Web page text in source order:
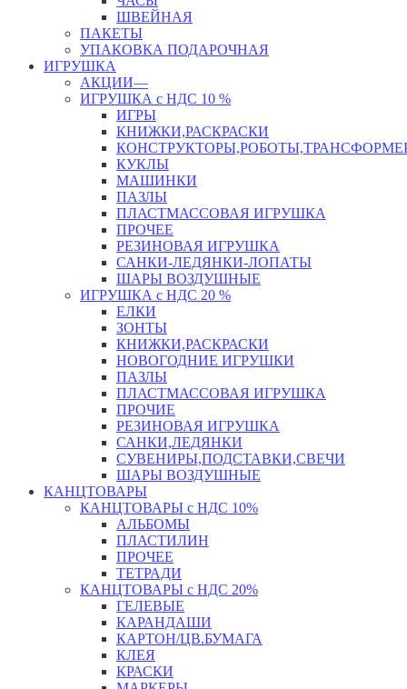
ШВЕЙНАЯ
ПАКЕТЫ
УПАКОВКА ПОДАРОЧНАЯ
ИГРУШКА
АКЦИИ—
ИГРУШКА с НДС 10 %
ИГРЫ
КНИЖКИ,РАСКРАСКИ
КУКЛЫ
МАШИНКИ
ПАЗЛЫ
ПЛАСТМАССОВАЯ ИГРУШКА
ПРОЧЕЕ
РЕЗИНОВАЯ ИГРУШКА
САНКИ-ЛЕДЯНКИ-ЛОПАТЫ
ШАРЫ ВОЗДУШНЫЕ
ИГРУШКА с НДС 20 %
ЕЛКИ
ЗОНТЫ
КНИЖКИ,РАСКРАСКИ
НОВОГОДНИЕ ИГРУШКИ
ПАЗЛЫ
ПЛАСТМАССОВАЯ ИГРУШКА
ПРОЧИЕ
РЕЗИНОВАЯ ИГРУШКА
САНКИ,ЛЕДЯНКИ
СУВЕНИРЫ,ПОДСТАВКИ,СВЕЧИ
ШАРЫ ВОЗДУШНЫЕ
КАНЦТОВАРЫ
КАНЦТОВАРЫ с НДС 10%
АЛЬБОМЫ
ПЛАСТИЛИН
ПРОЧЕЕ
ТЕТРАДИ
КАНЦТОВАРЫ с НДС 20%
ГЕЛЕВЫЕ
КАРАНДАШИ
КАРТОН/ЦВ.БУМАГА
КЛЕЯ
КРАСКИ